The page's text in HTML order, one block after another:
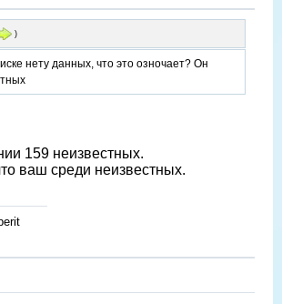
)
нету данных, что это озночает? Он
159 неизвестных.
ваш среди неизвестных.